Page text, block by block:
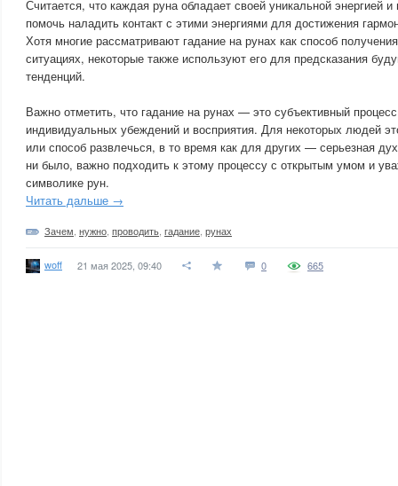
Считается, что каждая руна обладает своей уникальной энергией
помочь наладить контакт с этими энергиями для достижения
Хотя многие рассматривают гадание на рунах как способ
ситуациях, некоторые также используют его для предсказания
тенденций.
Важно отметить, что гадание на рунах — это субъективный
индивидуальных убеждений и восприятия. Для некоторых людей
или способ развлечься, в то время как для других — серьезная
ни было, важно подходить к этому процессу с открытым умом и
символике рун.
Читать дальше →
Зачем нужно проводить гадание рунах
woff 21 мая 2025, 09:40 0 665